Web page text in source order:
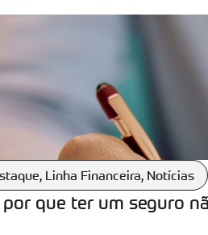
, Linha Financeira, Notícias
que ter um seguro